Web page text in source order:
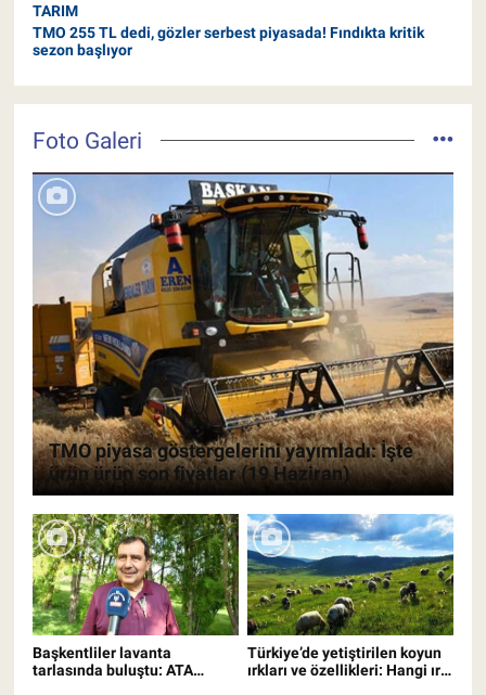
TARIM
TMO 255 TL dedi, gözler serbest piyasada! Fındıkta kritik
sezon başlıyor
Foto Galeri
Başkentliler lavanta
tarlasında buluştu: ATA
Türkiye’de yetiştirilen koyun
ırkları ve özellikleri: Hangi ırk
TMO piyasa göstergelerini yayımladı: İşte
ürün ürün son fiyatlar (19 Haziran)